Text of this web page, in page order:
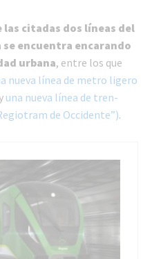
las citadas dos líneas del
encuentra encarando
urbana, entre los que
nueva línea de metro ligero
una nueva línea de tren-
de Occidente”).